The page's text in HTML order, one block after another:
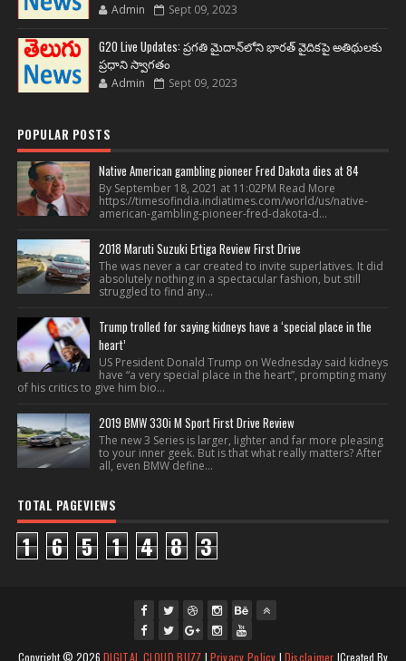
Admin Sept 09, 2023
G20 Live Updates: ప్రగతి మైదాన్‌లోని భారత్ వైదికపై అతిథులకు
ప్రధాని స్వాగతం
Admin Sept 09, 2023
POPULAR POSTS
Native American gambling pioneer Fred Dakota dies at 84
By September 18, 2021 at 11:02PM Read More
https://timesofindia.indiatimes.com/world/us/native-
american-gambling-pioneer-fred-dakota-d...
2018 Maruti Suzuki Ertiga Review First Drive
The was never a car created to invite superlatives. It did
absolutely nothing in a spectacular fashion, but still
struggled to find any...
Trump trolled for saying kidneys have a ‘special place in the
heart’
US President Donald Trump on Wednesday said kidneys
have “a very special place in the heart”, prompting many
of his critics to give him bio...
2019 BMW 330i M Sport First Drive Review
The new 3 Series is larger, lighter and far more pleasing
to your inner geek. But is that what really matters? After
all, even BMW define...
TOTAL PAGEVIEWS
1 6 5 1 4 8 3
fac twi
gpl ins
you
Copyright ©2026DIGITAL CLOUD BUZZ | Privacy Policy | Disclaimer |Created By